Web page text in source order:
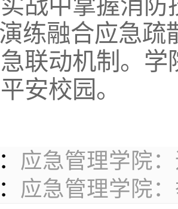
战中掌握消防
练融合应急疏
联动机制。
安校园。
应急管理学院
应急管理学院